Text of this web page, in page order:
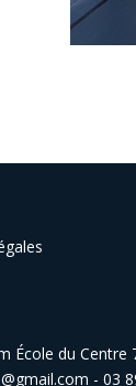
École du
- 03